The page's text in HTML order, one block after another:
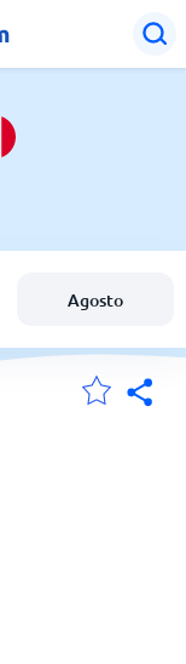
Agosto